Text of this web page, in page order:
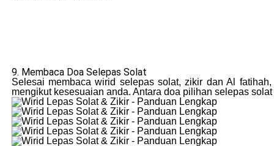
9. Membaca Doa Selepas Solat
Selesai membaca wirid selepas solat, zikir dan Al
mengikut kesesuaian anda. Antara doa pilihan selepas